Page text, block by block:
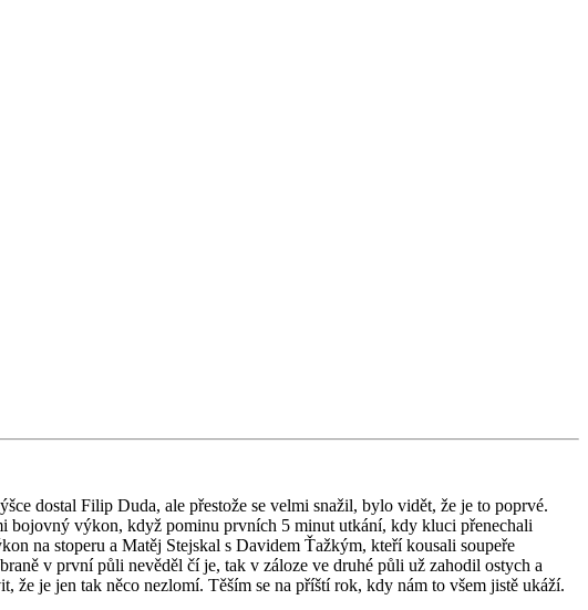
dostal Filip Duda, ale přestože se velmi snažil, bylo vidět, že je to poprvé.
bojovný výkon, když pominu prvních 5 minut utkání, kdy kluci přenechali
na stoperu a Matěj Stejskal s Davidem Ťažkým, kteří kousali soupeře
v první půli nevěděl čí je, tak v záloze ve druhé půli už zahodil ostych a
že je jen tak něco nezlomí. Těším se na příští rok, kdy nám to všem jistě ukáží.